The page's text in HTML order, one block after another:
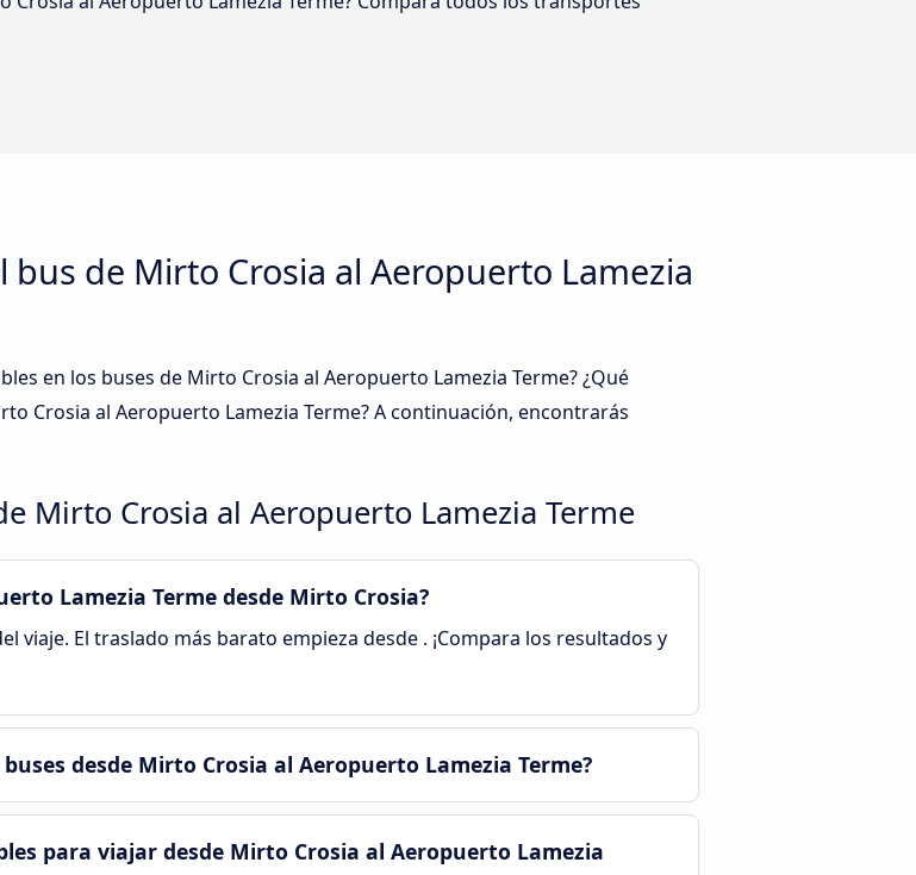
de Mirto Crosia al Aeropuerto Lamezia
en los buses de Mirto Crosia al Aeropuerto Lamezia Terme? ¿Qué
Crosia al Aeropuerto Lamezia Terme? A continuación, encontrarás
Mirto Crosia al Aeropuerto Lamezia Terme
Lamezia Terme desde Mirto Crosia?
viaje. El traslado más barato empieza desde . ¡Compara los resultados y
desde Mirto Crosia al Aeropuerto Lamezia Terme?
para viajar desde Mirto Crosia al Aeropuerto Lamezia